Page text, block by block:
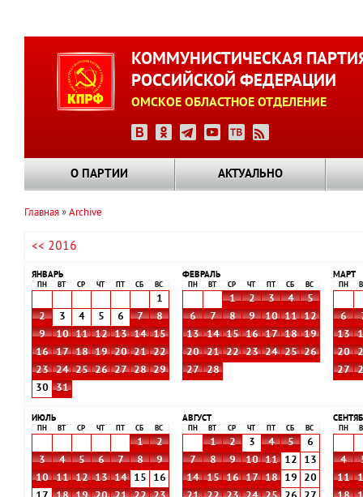
КОММУНИСТИЧЕСКАЯ
РОССИЙСКОЙ ФЕДЕРАЦИИ
ОМСКОЕ ОБЛАСТНОЕ ОТДЕЛЕНИЕ
О ПАРТИИ АКТУАЛЬНО
навигации
Главная Archive
<< 2016
ЯНВАРЬ
ПН ВТ СР ЧТ СБ ВС
1
2
3 4 5 6 7
8
9
10 11 12 13 14
15
16
17 18 19 20 21
22
23
24 25 26 27 28
29
30
31
ФЕВРАЛЬ
ПН ВТ СР ЧТ СБ ВС
1 2 3 4
5
6
7 8 9 10 11
12
13
14 15 16 17 18
19
20
21 22 23 24 25
26
27
28
МАРТ
ПН
6
13
20
27
ИЮЛЬ
ПН ВТ СР ЧТ СБ ВС
1
2
3
4 5 6 7 8
9
10
11 12 13 14 15
16
АВГУСТ
ПН ВТ СР ЧТ СБ ВС
1 2 3 4 5
6
7
8 9 10 11 12
13
14
15 16 17 18 19
20
ПН
4
11